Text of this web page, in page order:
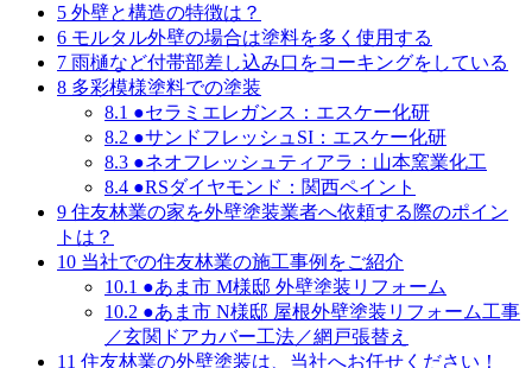
5 外壁と構造の特徴は？
6 モルタル外壁の場合は塗料を多く使用する
7 雨樋など付帯部差し込み口をコーキングをしている
8 多彩模様塗料での塗装
8.1 ●セラミエレガンス：エスケー化研
8.2 ●サンドフレッシュSI：エスケー化研
8.3 ●ネオフレッシュティアラ：山本窯業化工
8.4 ●RSダイヤモンド：関西ペイント
9 住友林業の家を外壁塗装業者へ依頼する際のポイン
トは？
10 当社での住友林業の施工事例をご紹介
10.1 ●あま市 M様邸 外壁塗装リフォーム
10.2 ●あま市 N様邸 屋根外壁塗装リフォーム工事
／玄関ドアカバー工法／網戸張替え
11 住友林業の外壁塗装は、当社へお任せください！